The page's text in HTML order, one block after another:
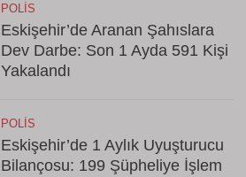
POLIS
Eskişehir’de Aranan Şahıslara
Dev Darbe: Son 1 Ayda 591 Kişi
Yakalandı
POLIS
Eskişehir’de 1 Aylık Uyuşturucu
Bilançosu: 199 Şüpheliye İşlem